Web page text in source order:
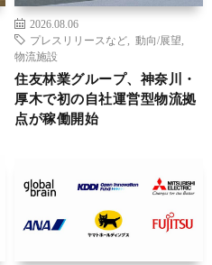
2026.08.06
プレスリリースなど
動向/展望
物流施設
住友林業グループ、神奈川・
厚木で初の自社運営型物流拠
点が稼働開始